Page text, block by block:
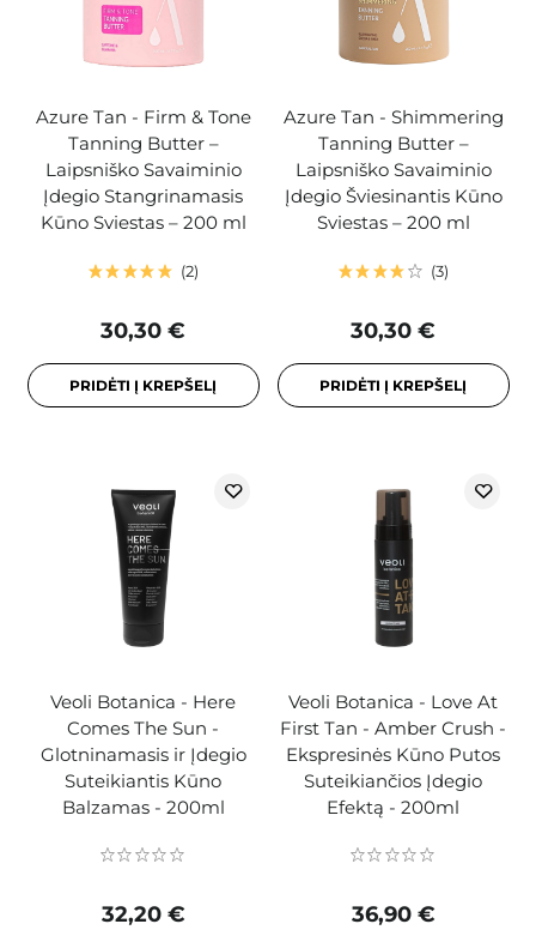
Azure Tan - Firm & Tone
Tanning Butter –
Laipsniško Savaiminio
Įdegio Stangrinamasis
Kūno Sviestas – 200 ml
2
30,30 €
PRIDĖTI Į KREPŠELĮ
Azure Tan - Shimmering
Tanning Butter –
Laipsniško Savaiminio
Įdegio Šviesinantis Kūno
Sviestas – 200 ml
3
30,30 €
PRIDĖTI Į KREPŠELĮ
Veoli Botanica - Here
Comes The Sun -
Glotninamasis ir Įdegio
Suteikiantis Kūno
Balzamas - 200ml
32,20 €
Veoli Botanica - Love At
First Tan - Amber Crush -
Ekspresinės Kūno Putos
Suteikiančios Įdegio
Efektą - 200ml
36,90 €